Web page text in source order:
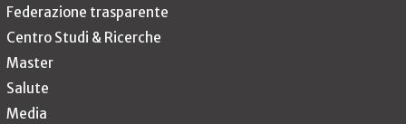
Federazione trasparente
Centro Studi & Ricerche
Master
Salute
Media